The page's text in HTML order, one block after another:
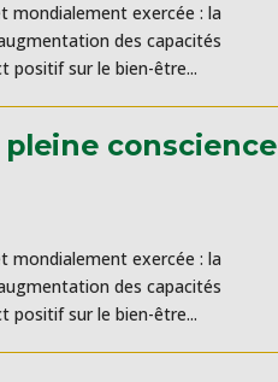
mondialement exercée : la
des capacités
positif sur le bien-être...
conscience
mondialement exercée : la
des capacités
positif sur le bien-être...